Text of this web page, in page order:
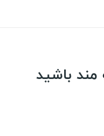
مند باشید